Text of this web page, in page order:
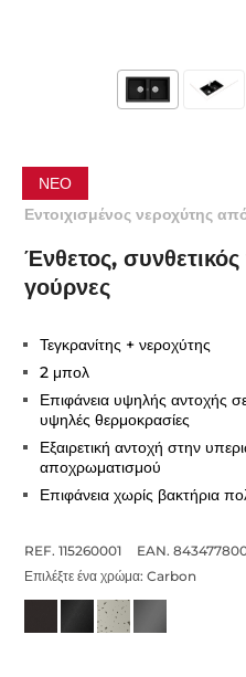
ΝΈΟ
Εντοιχισμένος νεροχύτης
Ένθετος,
γούρνες
Τεγκρανίτης + νεροχύτης
2 μπολ
Επιφάνεια υψηλής αντοχής
υψηλές θερμοκρασίες
Εξαιρετική αντοχή στην
αποχρωματισμού
Επιφάνεια χωρίς βακτήρια
REF. 115260001
EAN.
Επιλέξτε ένα χρώμα:Carbon